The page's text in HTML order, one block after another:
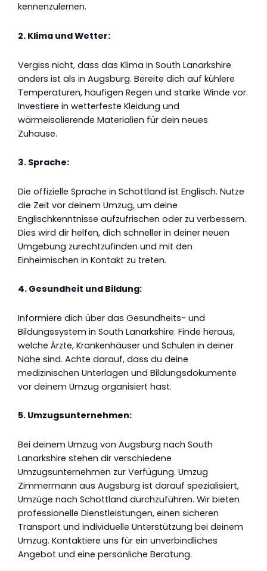
kennenzulernen.
2. Klima und Wetter:
Vergiss nicht, dass das Klima in South Lanarkshire
anders ist als in Augsburg. Bereite dich auf kühlere
Temperaturen, häufigen Regen und starke Winde vor.
Investiere in wetterfeste Kleidung und
wärmeisolierende Materialien für dein neues
Zuhause.
3. Sprache:
Die offizielle Sprache in Schottland ist Englisch. Nutze
die Zeit vor deinem Umzug, um deine
Englischkenntnisse aufzufrischen oder zu verbessern.
Dies wird dir helfen, dich schneller in deiner neuen
Umgebung zurechtzufinden und mit den
Einheimischen in Kontakt zu treten.
4. Gesundheit und Bildung:
Informiere dich über das Gesundheits- und
Bildungssystem in South Lanarkshire. Finde heraus,
welche Ärzte, Krankenhäuser und Schulen in deiner
Nähe sind. Achte darauf, dass du deine
medizinischen Unterlagen und Bildungsdokumente
vor deinem Umzug organisiert hast.
5. Umzugsunternehmen:
Bei deinem Umzug von Augsburg nach South
Lanarkshire stehen dir verschiedene
Umzugsunternehmen zur Verfügung. Umzug
Zimmermann aus Augsburg ist darauf spezialisiert,
Umzüge nach Schottland durchzuführen. Wir bieten
professionelle Dienstleistungen, einen sicheren
Transport und individuelle Unterstützung bei deinem
Umzug. Kontaktiere uns für ein unverbindliches
Angebot und eine persönliche Beratung.